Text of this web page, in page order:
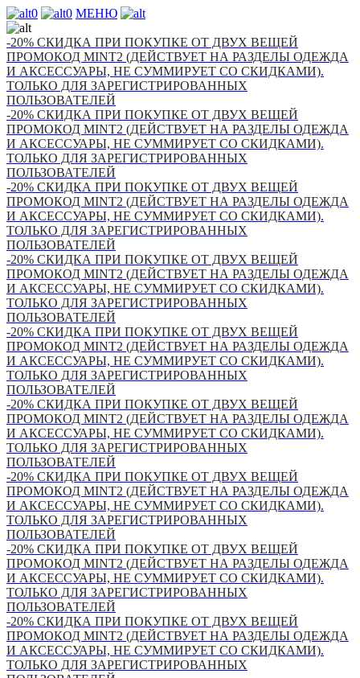
0 0 МЕНЮ
-20% СКИДКА ПРИ ПОКУПКЕ ОТ ДВУХ ВЕЩЕЙ
ПРОМОКОД MINT2 (ДЕЙСТВУЕТ НА РАЗДЕЛЫ ОДЕЖДА
И АКСЕССУАРЫ, НЕ СУММИРУЕТ СО СКИДКАМИ).
ТОЛЬКО ДЛЯ ЗАРЕГИСТРИРОВАННЫХ
ПОЛЬЗОВАТЕЛЕЙ
-20% СКИДКА ПРИ ПОКУПКЕ ОТ ДВУХ ВЕЩЕЙ
ПРОМОКОД MINT2 (ДЕЙСТВУЕТ НА РАЗДЕЛЫ ОДЕЖДА
И АКСЕССУАРЫ, НЕ СУММИРУЕТ СО СКИДКАМИ).
ТОЛЬКО ДЛЯ ЗАРЕГИСТРИРОВАННЫХ
ПОЛЬЗОВАТЕЛЕЙ
-20% СКИДКА ПРИ ПОКУПКЕ ОТ ДВУХ ВЕЩЕЙ
ПРОМОКОД MINT2 (ДЕЙСТВУЕТ НА РАЗДЕЛЫ ОДЕЖДА
И АКСЕССУАРЫ, НЕ СУММИРУЕТ СО СКИДКАМИ).
ТОЛЬКО ДЛЯ ЗАРЕГИСТРИРОВАННЫХ
ПОЛЬЗОВАТЕЛЕЙ
-20% СКИДКА ПРИ ПОКУПКЕ ОТ ДВУХ ВЕЩЕЙ
ПРОМОКОД MINT2 (ДЕЙСТВУЕТ НА РАЗДЕЛЫ ОДЕЖДА
И АКСЕССУАРЫ, НЕ СУММИРУЕТ СО СКИДКАМИ).
ТОЛЬКО ДЛЯ ЗАРЕГИСТРИРОВАННЫХ
ПОЛЬЗОВАТЕЛЕЙ
-20% СКИДКА ПРИ ПОКУПКЕ ОТ ДВУХ ВЕЩЕЙ
ПРОМОКОД MINT2 (ДЕЙСТВУЕТ НА РАЗДЕЛЫ ОДЕЖДА
И АКСЕССУАРЫ, НЕ СУММИРУЕТ СО СКИДКАМИ).
ТОЛЬКО ДЛЯ ЗАРЕГИСТРИРОВАННЫХ
ПОЛЬЗОВАТЕЛЕЙ
-20% СКИДКА ПРИ ПОКУПКЕ ОТ ДВУХ ВЕЩЕЙ
ПРОМОКОД MINT2 (ДЕЙСТВУЕТ НА РАЗДЕЛЫ ОДЕЖДА
И АКСЕССУАРЫ, НЕ СУММИРУЕТ СО СКИДКАМИ).
ТОЛЬКО ДЛЯ ЗАРЕГИСТРИРОВАННЫХ
ПОЛЬЗОВАТЕЛЕЙ
-20% СКИДКА ПРИ ПОКУПКЕ ОТ ДВУХ ВЕЩЕЙ
ПРОМОКОД MINT2 (ДЕЙСТВУЕТ НА РАЗДЕЛЫ ОДЕЖДА
И АКСЕССУАРЫ, НЕ СУММИРУЕТ СО СКИДКАМИ).
ТОЛЬКО ДЛЯ ЗАРЕГИСТРИРОВАННЫХ
ПОЛЬЗОВАТЕЛЕЙ
-20% СКИДКА ПРИ ПОКУПКЕ ОТ ДВУХ ВЕЩЕЙ
ПРОМОКОД MINT2 (ДЕЙСТВУЕТ НА РАЗДЕЛЫ ОДЕЖДА
И АКСЕССУАРЫ, НЕ СУММИРУЕТ СО СКИДКАМИ).
ТОЛЬКО ДЛЯ ЗАРЕГИСТРИРОВАННЫХ
ПОЛЬЗОВАТЕЛЕЙ
-20% СКИДКА ПРИ ПОКУПКЕ ОТ ДВУХ ВЕЩЕЙ
ПРОМОКОД MINT2 (ДЕЙСТВУЕТ НА РАЗДЕЛЫ ОДЕЖДА
И АКСЕССУАРЫ, НЕ СУММИРУЕТ СО СКИДКАМИ).
ТОЛЬКО ДЛЯ ЗАРЕГИСТРИРОВАННЫХ